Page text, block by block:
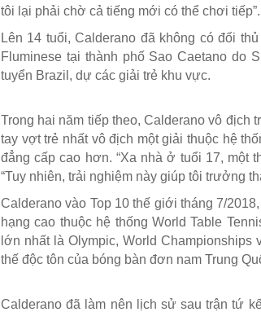
tôi lại phải chờ cả tiếng mới có thể chơi tiếp”.
Lên 14 tuổi, Calderano đã không có đối
Fluminese tại thành phố Sao Caetano do
tuyển Brazil, dự các giải trẻ khu vực.
Trong hai năm tiếp theo, Calderano vô địch
tay vợt trẻ nhất vô địch một giải thuộc hệ
đẳng cấp cao hơn. “Xa nhà ở tuổi 17, một
“Tuy nhiên, trải nghiệm này giúp tôi trưởng
Calderano vào Top 10 thế giới tháng 7/
hạng cao thuộc hệ thống World Table
lớn nhất là Olympic, World
thế độc tôn của bóng bàn đơn nam Trung
Calderano đã làm nên lịch sử sau trận tứ